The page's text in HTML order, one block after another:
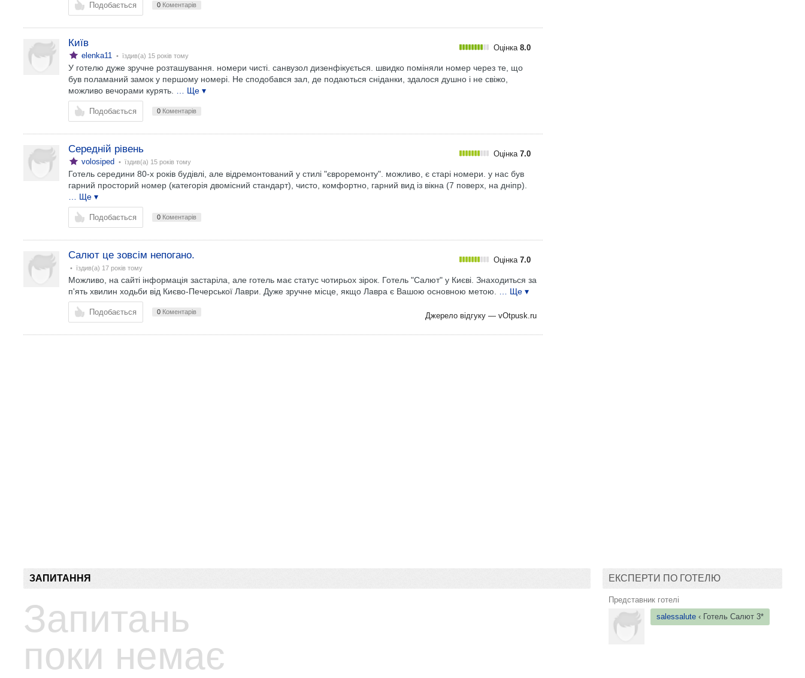
Подобається 0Коментарів
Київ
elenka11 • їздив(а) 15 років тому
Оцінка 8.0
У готелю дуже зручне розташування. номери чисті. санвузол дизенфікується. швидко поміняли номер через те, що
був поламаний замок у першому номері. Не сподобався зал, де подаються сніданки, здалося душно і не свіжо,
можливо вечорами курять.
… Ще ▾
Подобається 0Коментарів
Середній рівень
volosiped • їздив(а) 15 років тому
Оцінка 7.0
Готель середини 80-х років будівлі, але відремонтований у стилі "євроремонту". можливо, є старі номери. у нас був
гарний просторий номер (категорія двомісний стандарт), чисто, комфортно, гарний вид із вікна (7 поверх, на дніпр).
… Ще ▾
Подобається 0Коментарів
Салют це зовсім непогано.
• їздив(а) 17 років тому
Оцінка 7.0
Можливо, на сайті інформація застаріла, але готель має статус чотирьох зірок. Готель "Салют" у Києві. Знаходиться за
п'ять хвилин ходьби від Києво-Печерської Лаври. Дуже зручне місце, якщо Лавра є Вашою основною метою.
… Ще ▾
Джерело відгуку — vOtpusk.ru
Подобається 0Коментарів
ЗАПИТАННЯ
Запитань
поки немає
ЕКСПЕРТИ ПО ГОТЕЛЮ
Представник готелі
salessalute ‹ Готель Салют 3*